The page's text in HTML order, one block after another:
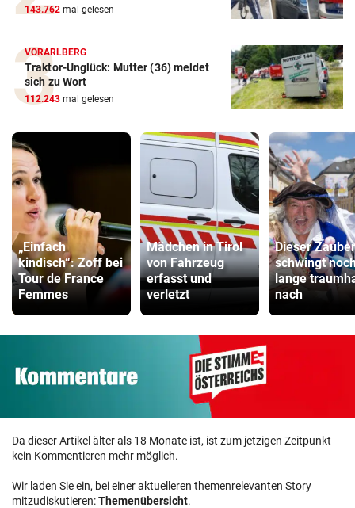
143.762 mal gelesen
VORARLBERG
Traktor-Unglück: Mutter (36) meldet
sich zu Wort
112.243 mal gelesen
„Einfach
kindisch“: Zoff bei
Tour de France
Femmes
Mädchen in Tirol
von Fahrzeug
erfasst und
verletzt
Dieser Zauber
schwingt
lange
nach
Da dieser Artikel älter als 18 Monate ist, ist zum jetzigen Zeitpunkt
kein Kommentieren mehr möglich.
Wir laden Sie ein, bei einer aktuelleren themenrelevanten Story
mitzudiskutieren:Themenübersicht.